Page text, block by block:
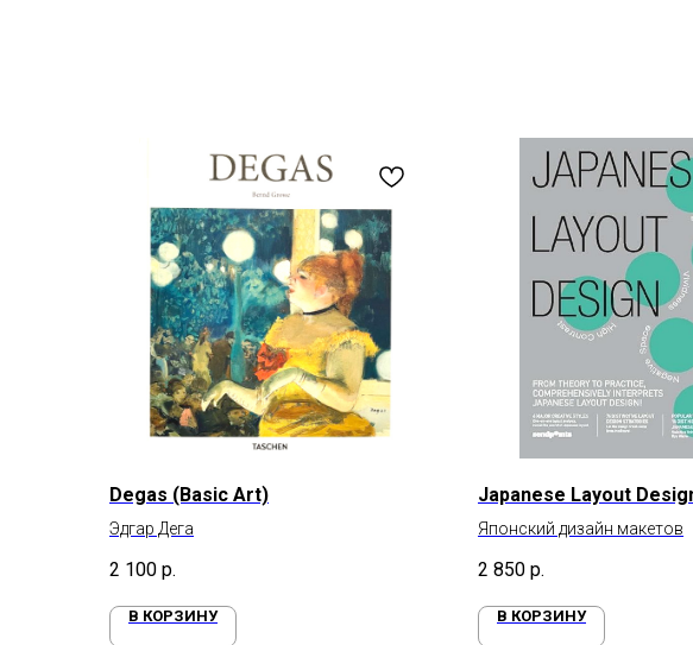
Degas (Basic Art)
Эдгар Дега
2 100 р.
В КОРЗИНУ
Japanese Layout
Японский дизайн макетов
2 850 р.
В КОРЗИНУ